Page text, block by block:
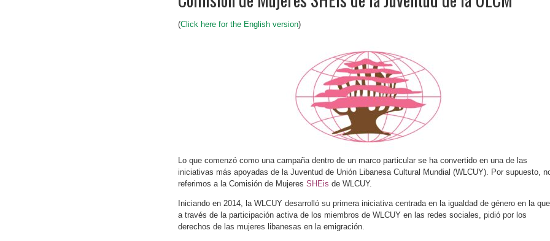
(Click here for the English version)
Lo que comenzó como una campaña dentro de un marco particular se ha convertido en una de las
iniciativas más apoyadas de la Juventud de Unión Libanesa Cultural Mundial (WLCUY). Por supuesto,
referimos a la Comisión de Mujeres SHEis de WLCUY.
Iniciando en 2014, la WLCUY desarrolló su primera iniciativa centrada en la igualdad de género en la
a través de la participación activa de los miembros de WLCUY en las redes sociales, pidió por los
derechos de las mujeres libanesas en la emigración.